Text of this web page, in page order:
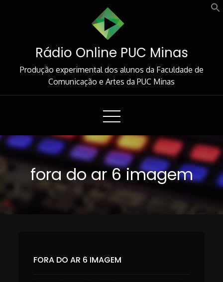
Rádio Online PUC Minas
Produção experimental dos alunos da Faculdade de
Comunicação e Artes da PUC Minas
fora do ar 6 imagem
FORA DO AR 6 IMAGEM